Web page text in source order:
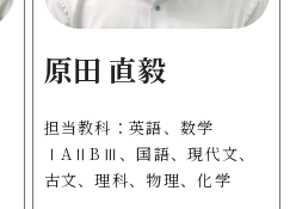
原田 直毅
担当教科：英語、数学
ⅠAⅡBⅢ、国語、現代文、
古文、理科、物理、化学